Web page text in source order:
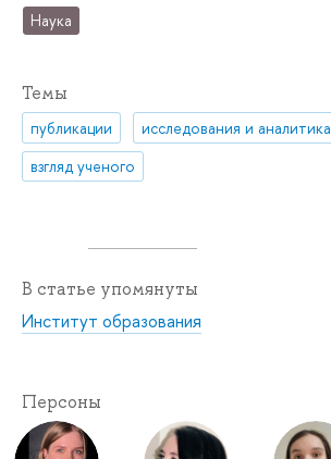
Наука
Темы
публикации
исследования и аналитика
взгляд ученого
В статье упомянуты
Институт образования
Персоны